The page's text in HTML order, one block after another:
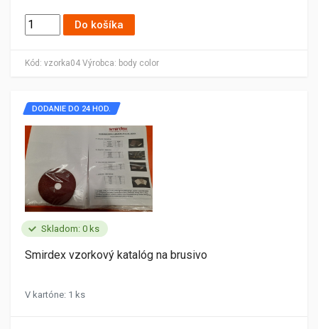
Kód: vzorka04 Výrobca: body color
Do košíka
Skladom: 0 ks
DODANIE DO 24 HOD.
Smirdex vzorkový katalóg na brusivo
V kartóne: 1 ks